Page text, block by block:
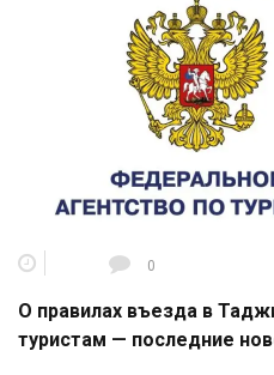
0
О правилах въезда в
туристам — последние